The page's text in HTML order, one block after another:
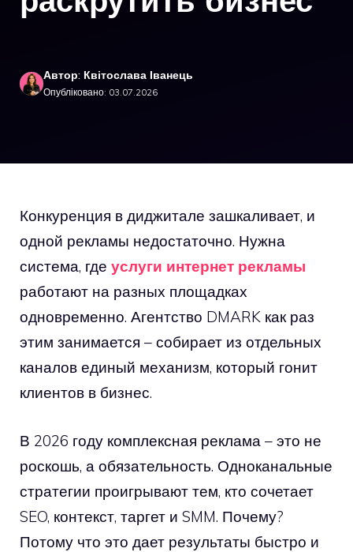
Автор: Квітослава Іванець
Опубліковано: 03.07.2026
Конкуренция в диджитале зашкаливает, и
одной рекламы недостаточно. Нужна
система, где услуги интернет рекламы
работают на разных площадках
одновременно. Агентство DMARK как раз
этим занимается – собирает из отдельных
каналов единый механизм, который гонит
клиентов в бизнес.
В 2026 году комплексная реклама – это не
роскошь, а обязательность. Одноканальные
стратегии проигрывают тем, кто сочетает
SEO, контекст, таргет и SMM. Почему?
Потому что это дает результаты быстро и